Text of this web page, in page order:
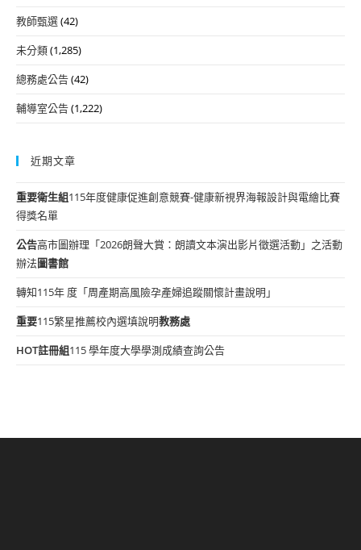
教師甄選(42)
未分類(1,285)
總務處公告(42)
輔導室公告(1,222)
近期文章
重要衛生組115年度健康促進創意競賽-健康新視界海報設計與電繪比賽
得獎名單
公告高市圖辦理「2026朗聲大賞：朗讀文本演出影片徵選活動」之活動
辦法圖書館
轉知115年 度「周產期高風險孕產婦追蹤關懷計畫說明」
重要115繁星推薦校內選填說明教務處
HOT註冊組115 學年度大學學測成績查詢公告